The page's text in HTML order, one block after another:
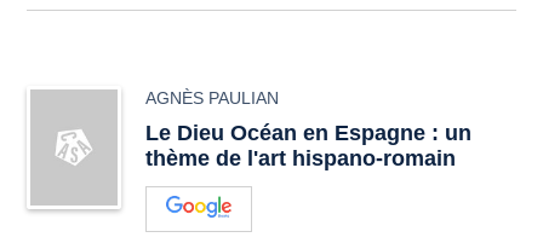
AGNÈS PAULIAN
Le Dieu Océan en Espagne : un
thème de l'art hispano-romain